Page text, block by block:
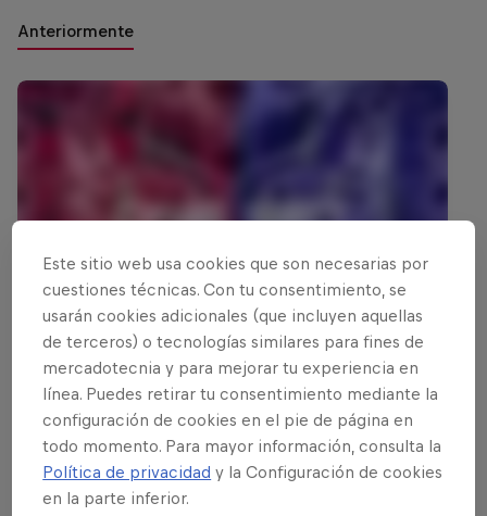
Anteriormente
Red Bull Selector Jamaica
14 Marzo 2026
Kingston, Jamaica
Este sitio web usa cookies que son necesarias por
cuestiones técnicas. Con tu consentimiento, se
usarán cookies adicionales (que incluyen aquellas
de terceros) o tecnologías similares para fines de
mercadotecnia y para mejorar tu experiencia en
línea. Puedes retirar tu consentimiento mediante la
configuración de cookies en el pie de página en
todo momento. Para mayor información, consulta la
Política de privacidad y la Configuración de cookies
en la parte inferior.